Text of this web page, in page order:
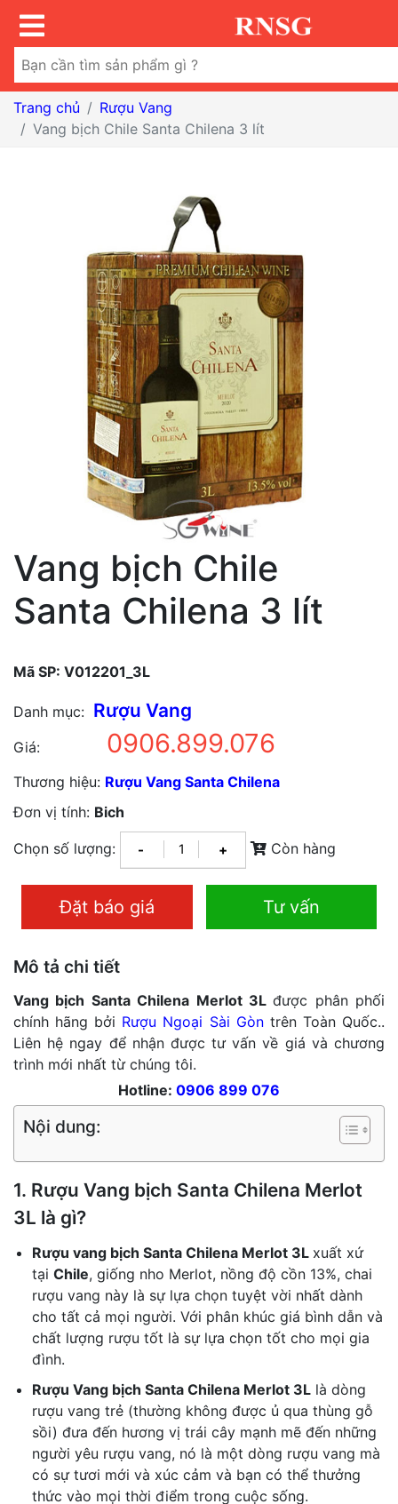
Trang chủ
Rượu Vang
Vang bịch Chile Santa Chilena 3 lít
Vang bịch Chile
Santa Chilena 3 lít
Mã SP: V012201_3L
Danh mục: Rượu Vang
Giá: 0906.899.076
Thương hiệu: Rượu Vang Santa Chilena
Đơn vị tính: Bich
Chọn số lượng: - + Còn hàng
Đặt báo giá Tư vấn
Mô tả chi tiết
Vang bịch Santa Chilena Merlot 3Lđược phân phối
chính hãng bởi Rượu Ngoại Sài Gòntrên Toàn Quốc..
Liên hệ ngay để nhận được tư vấn về giá và chương
trình mới nhất từ chúng tôi.
Hotline: 0906 899 076
Nội dung:
1. Rượu Vang bịch Santa Chilena Merlot
3L là gì?
Rượu vang bịch Santa Chilena Merlot 3L xuất xứ
tại Chile, giống nho Merlot, nồng độ cồn 13%, chai
rượu vang này là sự lựa chọn tuyệt vời nhất dành
cho tất cả mọi người. Với phân khúc giá bình dẫn và
chất lượng rượu tốt là sự lựa chọn tốt cho mọi gia
đình.
Rượu Vang bịch Santa Chilena Merlot 3Llà dòng
rượu vang trẻ (thường không được ủ qua thùng gỗ
sồi) đưa đến hương vị trái cây mạnh mẽ đến những
người yêu rượu vang, nó là một dòng rượu vang mà
có sự tươi mới và xúc cảm và bạn có thể thưởng
thức vào mọi thời điểm trong cuộc sống.